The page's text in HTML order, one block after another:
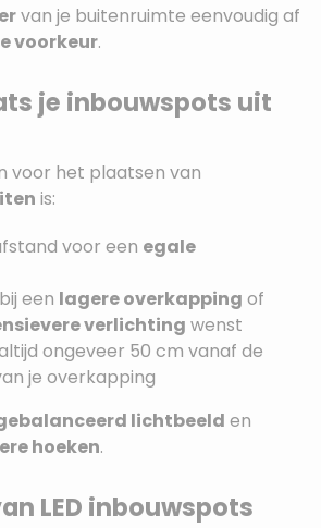
van je buitenruimte eenvoudig af
voorkeur.
je inbouwspots uit
voor het plaatsen van
is:
voor een egale
een lagere overkapping of
verlichting wenst
ongeveer 50 cm vanaf de
je overkapping
lichtbeeld en
hoeken.
LED inbouwspots